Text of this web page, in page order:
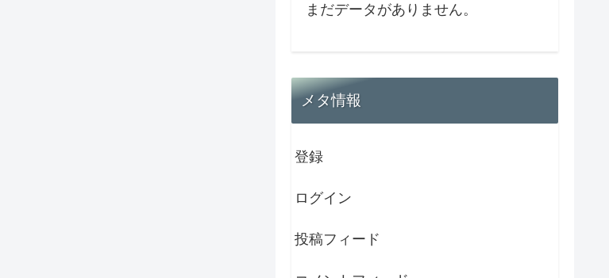
まだデータがありません。
メタ情報
登録
ログイン
投稿フィード